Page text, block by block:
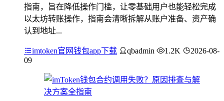
指南，旨在降低操作门槛，让零基础用户也能轻松完成
以太坊转账操作，指南会清晰拆解从账户准备、资产确
认到地址...
imtoken官网钱包app下载 qbadmin 1.2K
2026-08-
09